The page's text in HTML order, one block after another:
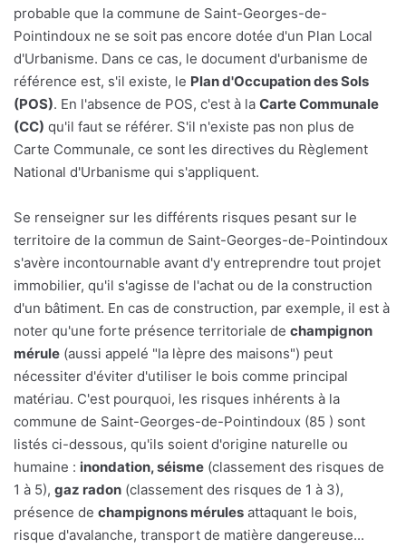
probable que la commune de Saint-Georges-de-
Pointindoux ne se soit pas encore dotée d'un Plan Local
d'Urbanisme. Dans ce cas, le document d'urbanisme de
référence est, s'il existe, le Plan d'Occupation des Sols
(POS). En l'absence de POS, c'est à la Carte Communale
(CC) qu'il faut se référer. S'il n'existe pas non plus de
Carte Communale, ce sont les directives du Règlement
National d'Urbanisme qui s'appliquent.
Se renseigner sur les différents risques pesant sur le
territoire de la commun de Saint-Georges-de-Pointindoux
s'avère incontournable avant d'y entreprendre tout projet
immobilier, qu'il s'agisse de l'achat ou de la construction
d'un bâtiment. En cas de construction, par exemple, il est à
noter qu'une forte présence territoriale de champignon
mérule (aussi appelé "la lèpre des maisons") peut
nécessiter d'éviter d'utiliser le bois comme principal
matériau. C'est pourquoi, les risques inhérents à la
commune de Saint-Georges-de-Pointindoux (85 ) sont
listés ci-dessous, qu'ils soient d'origine naturelle ou
humaine : inondation, séisme (classement des risques de
1 à 5), gaz radon (classement des risques de 1 à 3),
présence de champignons mérules attaquant le bois,
risque d'avalanche, transport de matière dangereuse...